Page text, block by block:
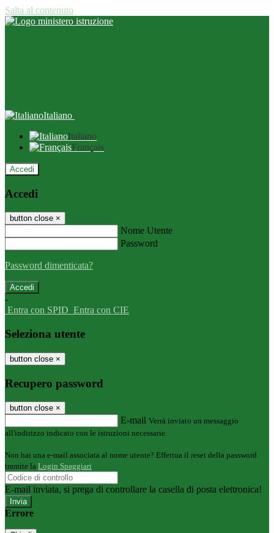
Salta al contenuto
Italiano
Italiano
Français
Accedi
Accedi
button close ×
Nome Utente
Password
Password dimenticata?
-
Entra con SPID Entra con CIE
Seleziona utente
button close ×
Recupero password
button close ×
E-mail Verrà inviato un messaggio
all'indirizzo indicato con le istruzioni necessarie.
Non hai una e-mail associata al nome utente? Effettua il reset della password
tramite la Login Spaggiari
E-mail inviata, si prega di controllare la casella di posta elettronica!
Errore